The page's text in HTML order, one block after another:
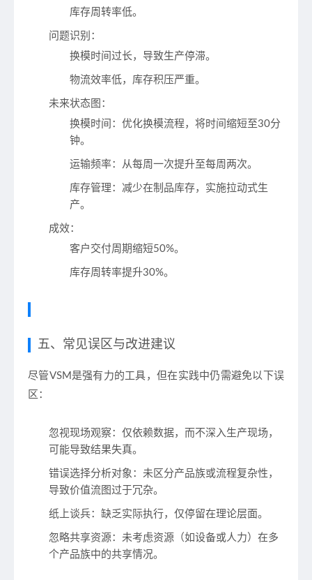
库存周转率低。
问题识别 ：
换模时间过长，导致生产停滞。
物流效率低，库存积压严重。
未来状态图 ：
换模时间 ：优化换模流程，将时间缩短至30分
钟。
运输频率：从每周一次提升至每周两次。
库存管理 ：减少在制品库存，实施拉动式生
产。
成效：
客户交付周期缩短50%。
库存周转率提升30%。
五、常见误区与改进建议
尽管VSM是强有力的工具，但在实践中仍需避免以下误
区：
忽视现场观察：仅依赖数据，而不深入生产现场，
可能导致结果失真。
错误选择分析对象 ：未区分产品族或流程复杂性，
导致价值流图过于冗杂。
纸上谈兵：缺乏实际执行，仅停留在理论层面。
忽略共享资源 ：未考虑资源（如设备或人力）在多
个产品族中的共享情况。